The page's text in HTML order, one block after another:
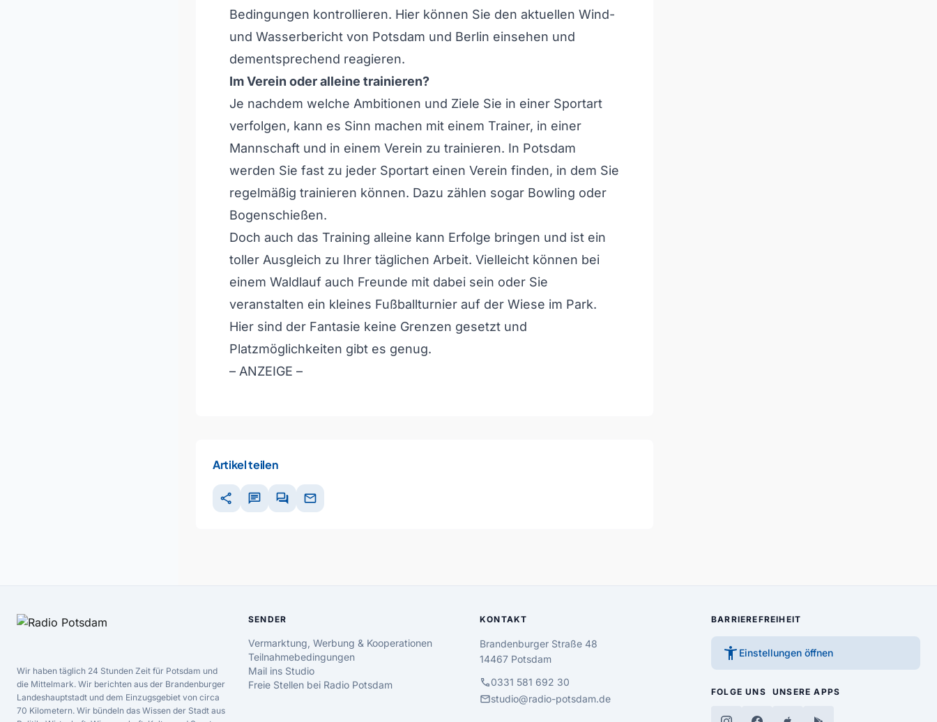
Bedingungen kontrollieren. Hier können Sie den aktuellen Wind-
und Wasserbericht von Potsdam und Berlin einsehen und
dementsprechend reagieren.
Im Verein oder alleine trainieren?
Je nachdem welche Ambitionen und Ziele Sie in einer Sportart
verfolgen, kann es Sinn machen mit einem Trainer, in einer
Mannschaft und in einem Verein zu trainieren. In Potsdam
werden Sie fast zu jeder Sportart einen Verein finden, in dem Sie
regelmäßig trainieren können. Dazu zählen sogar Bowling oder
Bogenschießen.
Doch auch das Training alleine kann Erfolge bringen und ist ein
toller Ausgleich zu Ihrer täglichen Arbeit. Vielleicht können bei
einem Waldlauf auch Freunde mit dabei sein oder Sie
veranstalten ein kleines Fußballturnier auf der Wiese im Park.
Hier sind der Fantasie keine Grenzen gesetzt und
Platzmöglichkeiten gibt es genug.
– ANZEIGE –
Artikel teilen
share chat forum mail
Wir haben täglich 24 Stunden Zeit für Potsdam und
die Mittelmark. Wir berichten aus der Brandenburger
Landeshauptstadt und dem Einzugsgebiet von circa
70 Kilometern. Wir bündeln das Wissen der Stadt aus
SENDER
Vermarktung, Werbung & Kooperationen
Teilnahmebedingungen
Mail ins Studio
Freie Stellen bei Radio Potsdam
KONTAKT
Brandenburger Straße 48
14467 Potsdam
call0331 581 692 30
mailstudio@radio-potsdam.de
BARRIEREFREIHEIT
accessibility_new Einstellungen öffnen
FOLGE UNS UNSERE APPS